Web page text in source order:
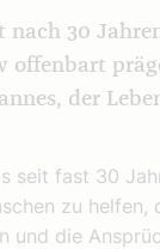
nach 30
offenbart
der
seit fast 30
zu
und die